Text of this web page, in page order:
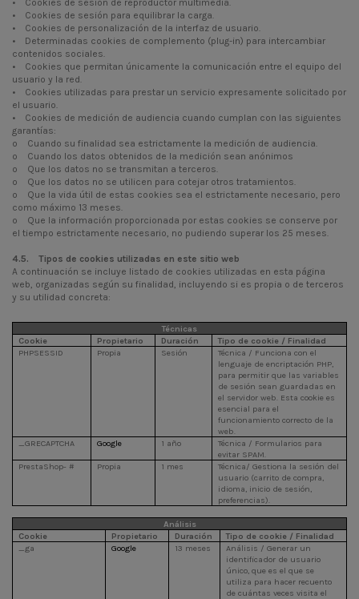
• Cookies de sesión para equilibrar la carga.
• Cookies de personalización de la interfaz de usuario.
• Determinadas cookies de complemento (plug-in) para intercambiar
contenidos sociales.
• Cookies que permitan únicamente la comunicación entre el equipo del
usuario y la red.
• Cookies utilizadas para prestar un servicio expresamente solicitado por
el usuario.
• Cookies de medición de audiencia cuando cumplan con las siguientes
garantías:
o Cuando su finalidad sea estrictamente la medición de audiencia.
o Cuando los datos obtenidos de la medición sean anónimos
o Que los datos no se transmitan a terceros.
o Que los datos no se utilicen para cotejar otros tratamientos.
o Que la vida útil de estas cookies sea el estrictamente necesario, pero
como máximo 13 meses.
o Que la información proporcionada por estas cookies se conserve por
el tiempo estrictamente necesario, no pudiendo superar los 25 meses.
4.5. Tipos de cookies utilizadas en este sitio web
A continuación se incluye listado de cookies utilizadas en esta página
web, organizadas según su finalidad, incluyendo si es propia o de terceros
y su utilidad concreta:
Técnicas
Cookie
Propietario Duración
Tipo de cookie / Finalidad
PHPSESSID
Propia Sesión
Técnica / Funciona con el
lenguaje de encriptación PHP,
para permitir que las variables
de sesión sean guardadas en
el servidor web. Esta cookie es
esencial para el
funcionamiento correcto de la
web.
_GRECAPTCHA
Google 1 año
Técnica / Formularios para
evitar SPAM.
PrestaShop- #
Propia 1 mes
Técnica/ Gestiona la sesión del
usuario (carrito de compra,
idioma, inicio de sesión,
preferencias).
Análisis
Cookie
Propietario Duración
Tipo de cookie / Finalidad
_ga
Google 13 meses
Análisis / Generar un
identificador de usuario
único, que es el que se
utiliza para hacer recuento
de cuántas veces visita el